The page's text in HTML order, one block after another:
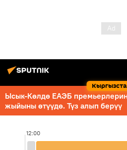
Ысык-Көлдө ЕАЭБ
жыйыны өтүүдө. Түз алып берүү
12:00